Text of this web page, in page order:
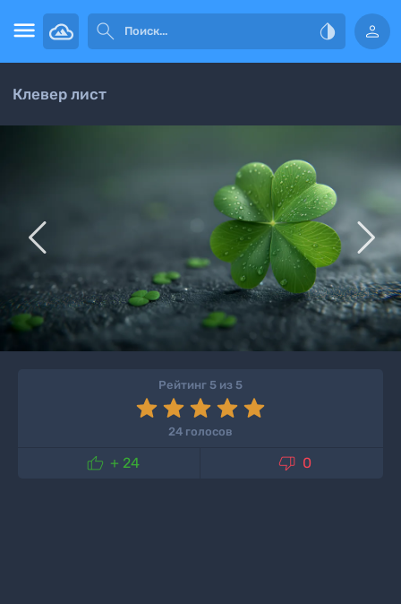
   
Клевер лист
 
Рейтинг 5 из 5
24 голосов
 + 24  0